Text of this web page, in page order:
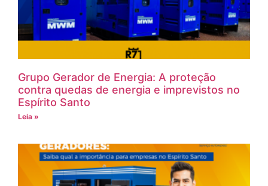
Grupo Gerador de Energia: A proteção
contra quedas de energia e imprevistos no
Espírito Santo
Leia »